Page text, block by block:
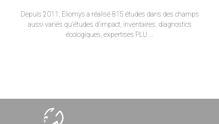
Depuis 2011, Eliomys a réalisé 815 études dans des champs
aussi variés qu'études d'impact, inventaires, diagnostics
écologiques, expertises PLU ...